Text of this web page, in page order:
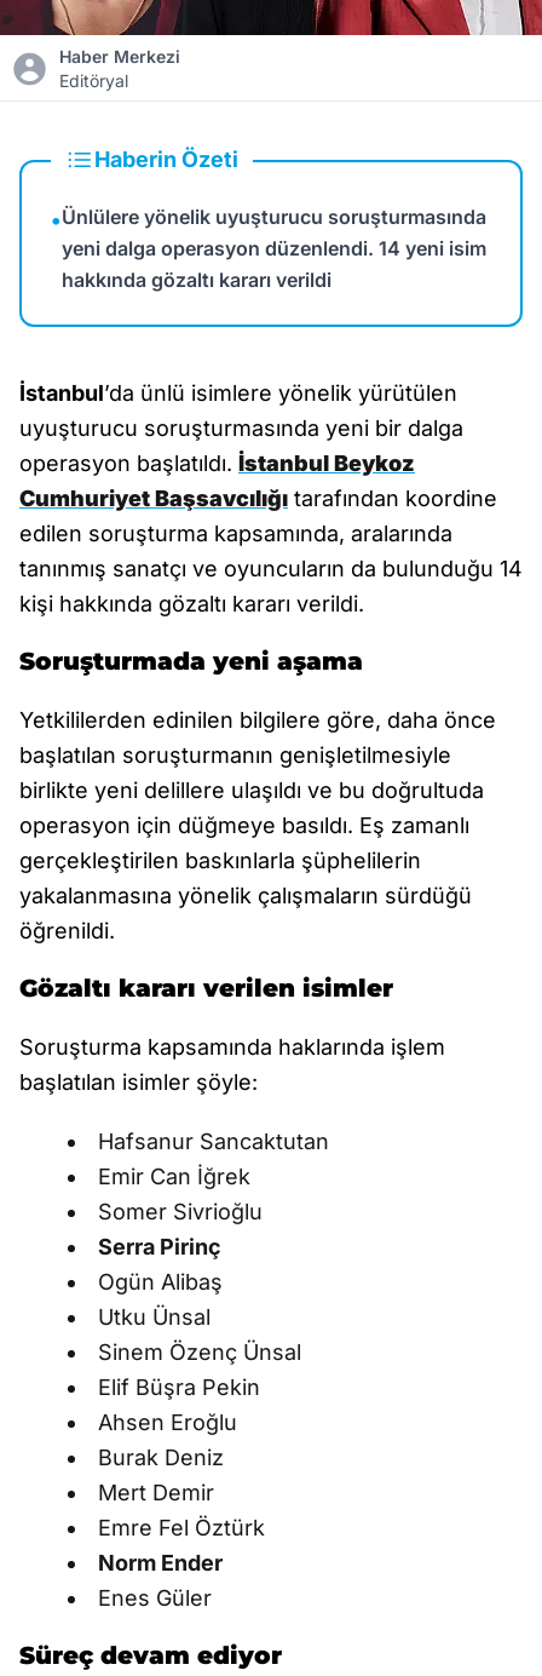
Haber Merkezi
Editöryal
Haberin Özeti
•Ünlülere yönelik uyuşturucu soruşturmasında
yeni dalga operasyon düzenlendi. 14 yeni isim
hakkında gözaltı kararı verildi
İstanbul’da ünlü isimlere yönelik yürütülen
uyuşturucu soruşturmasında yeni bir dalga
operasyon başlatıldı. İstanbul Beykoz
Cumhuriyet Başsavcılığı tarafından koordine
edilen soruşturma kapsamında, aralarında
tanınmış sanatçı ve oyuncuların da bulunduğu 14
kişi hakkında gözaltı kararı verildi.
Soruşturmada yeni aşama
Yetkililerden edinilen bilgilere göre, daha önce
başlatılan soruşturmanın genişletilmesiyle
birlikte yeni delillere ulaşıldı ve bu doğrultuda
operasyon için düğmeye basıldı. Eş zamanlı
gerçekleştirilen baskınlarla şüphelilerin
yakalanmasına yönelik çalışmaların sürdüğü
öğrenildi.
Gözaltı kararı verilen isimler
Soruşturma kapsamında haklarında işlem
başlatılan isimler şöyle:
Hafsanur Sancaktutan
Emir Can İğrek
Somer Sivrioğlu
Serra Pirinç
Ogün Alibaş
Utku Ünsal
Sinem Özenç Ünsal
Elif Büşra Pekin
Ahsen Eroğlu
Burak Deniz
Mert Demir
Emre Fel Öztürk
Norm Ender
Enes Güler
Süreç devam ediyor